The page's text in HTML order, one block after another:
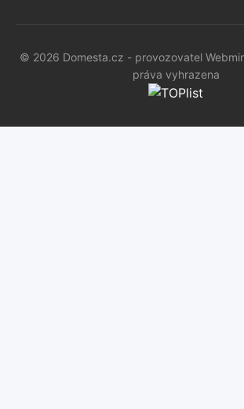
© 2026 Domesta.cz - provozovatel
práva vyhrazena